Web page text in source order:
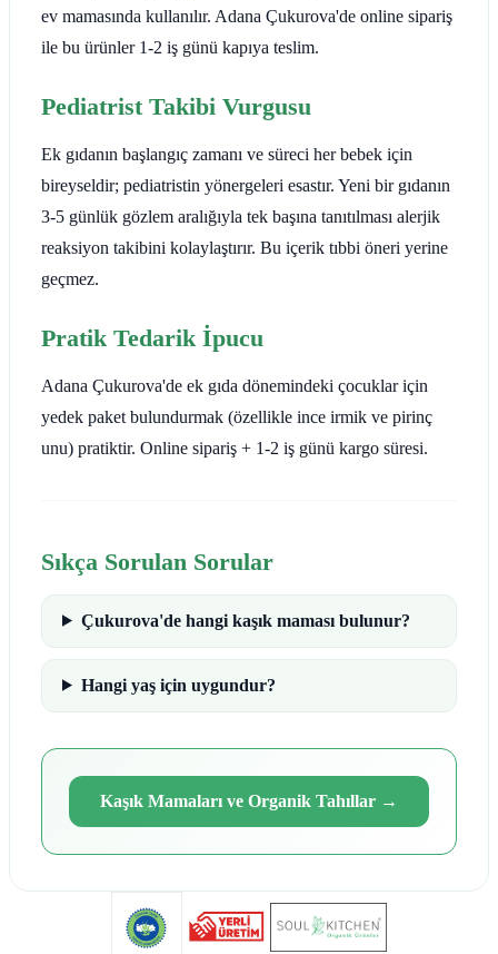
ev mamasında kullanılır. Adana Çukurova'de online sipariş
ile bu ürünler 1-2 iş günü kapıya teslim.
Pediatrist Takibi Vurgusu
Ek gıdanın başlangıç zamanı ve süreci her bebek için
bireyseldir; pediatristin yönergeleri esastır. Yeni bir gıdanın
3-5 günlük gözlem aralığıyla tek başına tanıtılması alerjik
reaksiyon takibini kolaylaştırır. Bu içerik tıbbi öneri yerine
geçmez.
Pratik Tedarik İpucu
Adana Çukurova'de ek gıda dönemindeki çocuklar için
yedek paket bulundurmak (özellikle ince irmik ve pirinç
unu) pratiktir. Online sipariş + 1-2 iş günü kargo süresi.
Sıkça Sorulan Sorular
Çukurova'de hangi kaşık maması bulunur?
Hangi yaş için uygundur?
Kaşık Mamaları ve Organik Tahıllar →